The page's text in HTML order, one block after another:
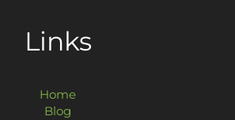
Links
Home
Blog